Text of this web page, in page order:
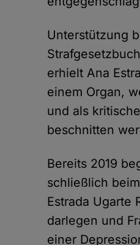
Unterstützung
erhielt Ana
einem Organ,
und als
beschnitten
Bereits 2019
schließlich
Estrada Ugarte
darlegen und
einer